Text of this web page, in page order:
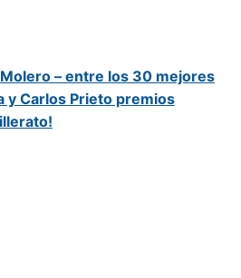
– entre los 30 mejores
y Carlos Prieto premios